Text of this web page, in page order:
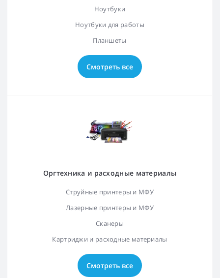
Ноутбуки
Ноутбуки для работы
Планшеты
Смотреть все
Оргтехника и расходные материалы
Струйные принтеры и МФУ
Лазерные принтеры и МФУ
Сканеры
Картриджи и расходные материалы
Смотреть все